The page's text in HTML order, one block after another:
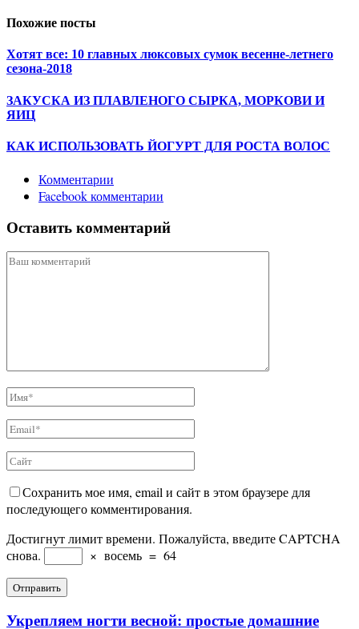
Похожие посты
Хотят все: 10 главных люксовых сумок весенне-летнего
сезона-2018
ЗАКУСКА ИЗ ПЛАВЛЕНОГО СЫРКА, МОРКОВИ И
ЯИЦ
КАК ИСПОЛЬЗОВАТЬ ЙОГУРТ ДЛЯ РОСТА ВОЛОС
Комментарии
Facebook комментарии
Оставить комментарий
Сохранить мое имя, email и сайт в этом браузере для
последующего комментирования.
Достигнут лимит времени. Пожалуйста, введите CAPTCHA
снова.
× восемь = 64
Укрепляем ногти весной: простые домашние